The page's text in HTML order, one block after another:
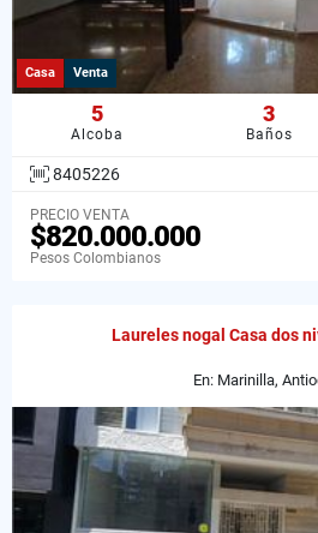
Casa Venta
5
Alcoba
3
Baños
8405226
PRECIO VENTA
$820.000.000
Pesos Colombianos
Laureles nogal Casa dos
En: Marinilla,